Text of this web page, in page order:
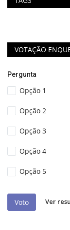
VOTAÇÃO
Pergunta
Opção 1
Opção 2
Opção 3
Opção 4
Opção 5
Voto Ver